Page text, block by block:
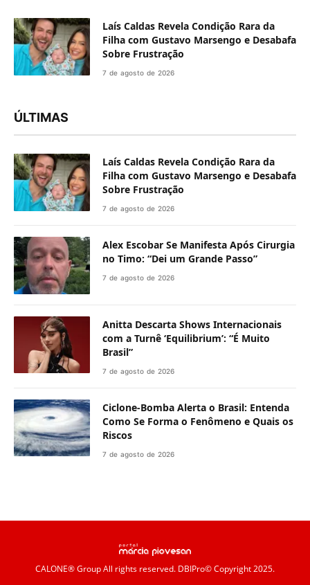
Laís Caldas Revela Condição Rara da
Filha com Gustavo Marsengo e Desabafa
Sobre Frustração
7 de agosto de 2026
ÚLTIMAS
Laís Caldas Revela Condição Rara da
Filha com Gustavo Marsengo e Desabafa
Sobre Frustração
7 de agosto de 2026
Alex Escobar Se Manifesta Após Cirurgia
no Timo: “Dei um Grande Passo”
7 de agosto de 2026
Anitta Descarta Shows Internacionais
com a Turnê ‘Equilibrium’: “É Muito
Brasil”
7 de agosto de 2026
Ciclone-Bomba Alerta o Brasil: Entenda
Como Se Forma o Fenômeno e Quais os
Riscos
7 de agosto de 2026
CALONE® GroupAll rights reserved. DBIPro© Copyright 2025.